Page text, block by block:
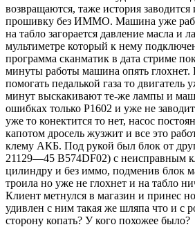
возвращаются, таже история заводится
прошивку без ИММО. Машина уже
на табло загорается давление масла и
мультиметре который к нему
программа сканматик в дата стриме
минуты работы машина опять глохнет.
помогать педалькой газа то двигатель
минут выскакивают те-же лампы и
ошибках только Р1602 и уже не
уже то конектится то нет, насос
капотом дросель жузжит и все это
клему АКБ. Под рукой был блок от
21129—45 В574DF02) с неисправным
цилиндру и без иммо, подменив блок
троила но уже не глохнет и на табло
Клиент метнулся в магазин и принес
удивлен с ним такая же шляпа что и с
сторону копать? У кого похожее было?